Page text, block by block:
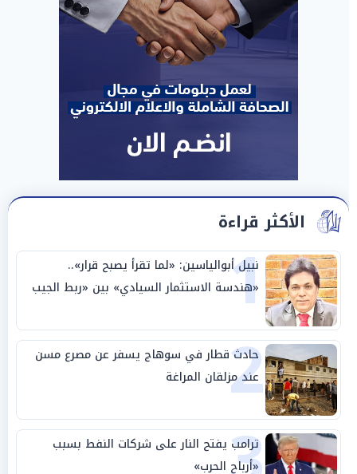
الأكثر قراءة
1
نبيل أبوالياسين: «لما تقرأ يصبح قرار»..
«هندسة الاستثمار السيادي» بين «ربط الجيب
بالوطن» و«سيادة الكلمة»
2
حادث قطار في سوهاج يسفر عن مصرع مسن
عند مزلقان المراغة
ترامب يفتح النار على شركات النفط بسبب
«أرباح الحرب»